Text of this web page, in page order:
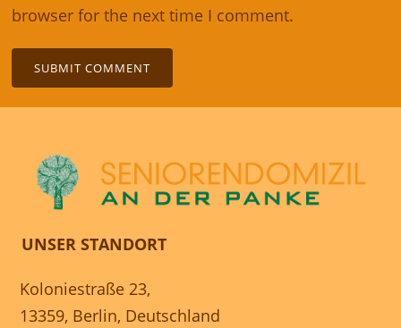
browser for the next time I comment.
UNSER STANDORT
Koloniestraße 23,
13359, Berlin, Deutschland